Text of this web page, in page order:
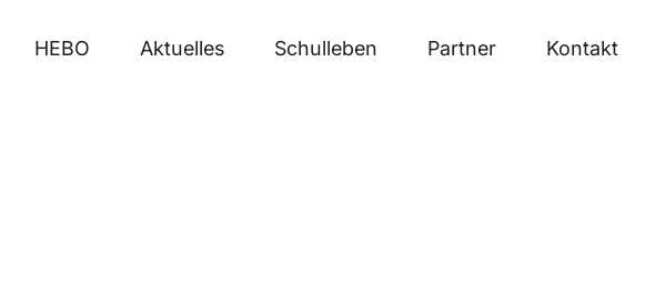
HEBO Aktuelles Schulleben Partner Kontakt